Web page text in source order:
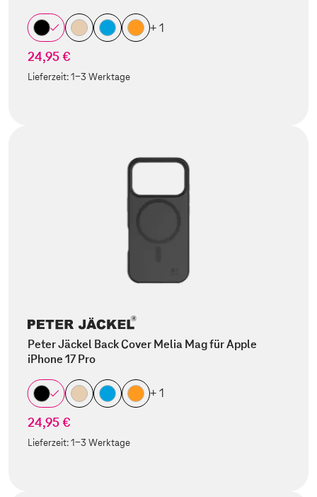
+ 1
24,95 €
Lieferzeit:1-3 Werktage
Peter Jäckel Back Cover Melia Mag für Apple
iPhone 17 Pro
+ 1
24,95 €
Lieferzeit:1-3 Werktage